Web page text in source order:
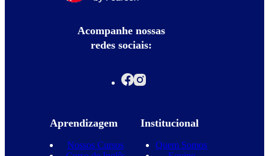
Acompanhe nossas
redes sociais:
Aprendizagem
Nossos Cursos
Institucional
Quem Somos